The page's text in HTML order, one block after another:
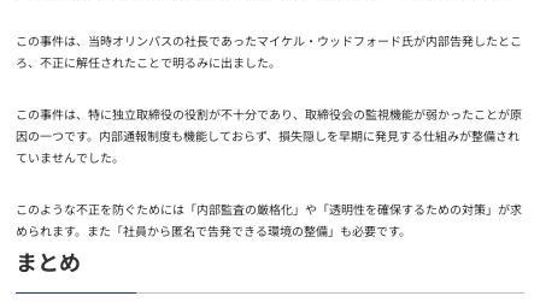
この事件は、当時オリンパスの社長であったマイケル・ウッドフォード氏が内部告発したとこ
ろ、不正に解任されたことで明るみに出ました。
この事件は、特に独立取締役の役割が不十分であり、取締役会の監視機能が弱かったことが原
因の一つです。内部通報制度も機能しておらず、損失隠しを早期に発見する仕組みが整備され
ていませんでした。
このような不正を防ぐためには「内部監査の厳格化」や「透明性を確保するための対策」が求
められます。また「社員から匿名で告発できる環境の整備」も必要です。
まとめ